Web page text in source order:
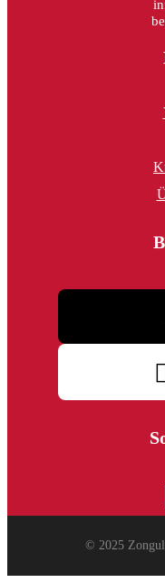
© 2025